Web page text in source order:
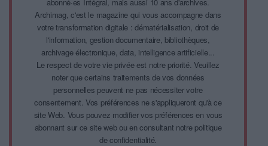
Archimag, c'est le magazine qui vous accompagne dans
votre transformation digitale : dématérialisation, droit de
l'information, gestion documentaire, bibliothèques,
archivage électronique, data, intelligence artificielle...
Le respect de votre vie privée est notre priorité. Veuillez
noter que certains traitements de vos données
personnelles peuvent ne pas nécessiter votre
consentement. Vos préférences ne s'appliqueront qu'à ce
site Web. Vous pouvez modifier vos préférences en vous
abonnant sur ce site web ou en consultant notre politique
de confidentialité.